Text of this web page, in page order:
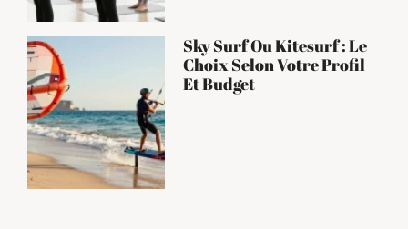
Sky Surf Ou Kitesurf : Le
Choix Selon Votre Profil
Et Budget